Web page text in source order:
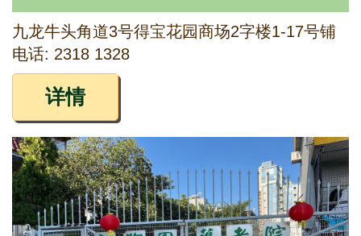
九龙牛头角道3号得宝花园商场2字楼1-17号铺
电话: 2318 1328
详情